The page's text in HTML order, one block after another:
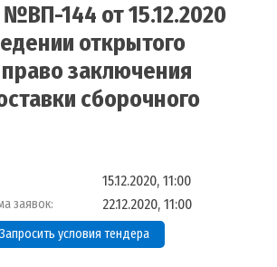
144 от 15.12.2020
открытого
заключения
сборочного
15.12.2020, 11:00
заявок: 22.12.2020, 11:00
Запросить условия тендера